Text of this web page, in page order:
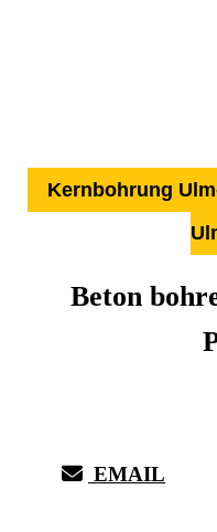
Kernbohrung
Beton
EMAIL